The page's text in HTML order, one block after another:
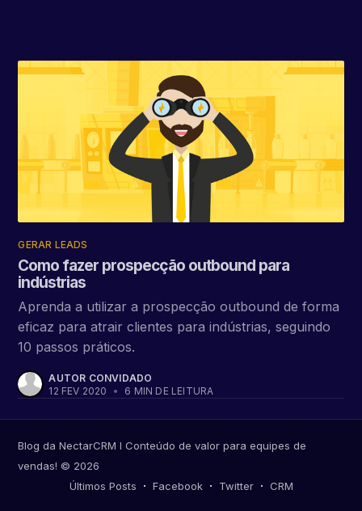
GERAR LEADS
Como fazer prospecção outbound para
indústrias
Aprenda a utilizar a prospecção outbound de forma
eficaz para atrair clientes para indústrias, seguindo
10 passos práticos.
AUTOR CONVIDADO
12 FEV 2020
• 6 MIN DE LEITURA
Blog da NectarCRM I Conteúdo de valor para equipes de
vendas! © 2026
Últimos Posts
Facebook Twitter CRM